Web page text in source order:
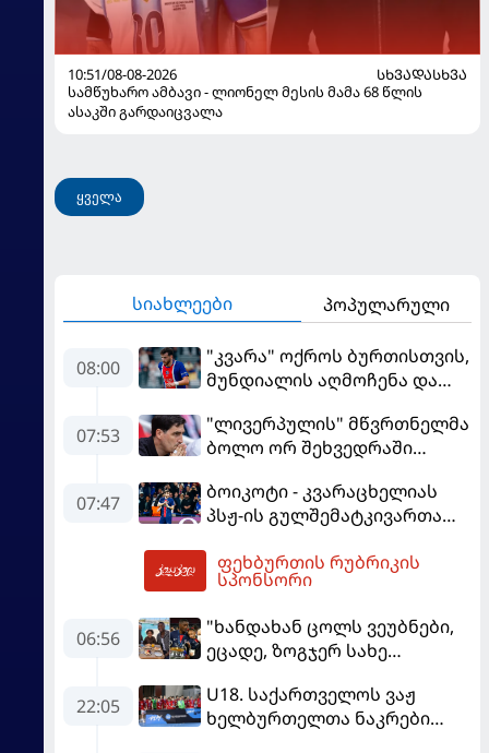
10:51/08-08-2026
ᲡᲮᲕᲐᲓᲐᲡᲮᲕᲐ
სამწუხარო ამბავი - ლიონელ მესის მამა 68 წლის
ასაკში გარდაიცვალა
ყველა
სიახლეები პოპულარული
08:00
"კვარა" ოქროს ბურთისთვის,
მუნდიალის აღმოჩენა და
მსაჯი - ევროპის სუპერთასის
PREVIEW
07:53
"ლივერპულის" მწვრთნელმა
ბოლო ორ შეხვედრაში
07:47
ბოიკოტი - კვარაცხელიას
პსჟ-ის გულშემატკივართა
გაავრცელა
ფეხბურთის რუბრიკის
სპონსორი
06:56
"ხანდახან ცოლს ვეუბნები,
ეცადე, ზოგჯერ სახე
ამას მპასუხობს..." -
დემბელემ მეუღლის შესახებ
22:05
U18. საქართველოს ვაჟ
ხელბურთელთა ნაკრები